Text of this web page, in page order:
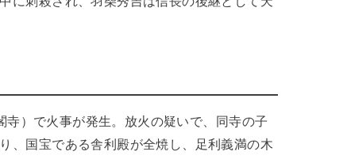
）で火事が発生。放火の疑いで、同寺の子
、国宝である舎利殿が全焼し、足利義満の木